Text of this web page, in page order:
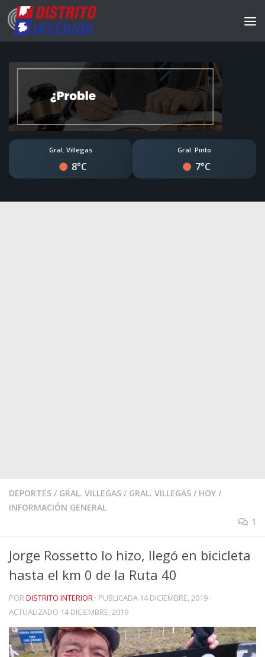
Gral. Villegas
8°C
Gral. Pinto
7°C
DEPORTES / GRAL. VILLEGAS / GRAL. VILLEGAS / HOY /
INFORMACIÓN GENERAL
1
Jorge Rossetto lo hizo, llegó en bicicleta
hasta el km 0 de la Ruta 40
PORDISTRITO INTERIOR · PUBLICADA 14 DICIEMBRE, 2019 ·
ACTUALIZADO 14 DICIEMBRE, 2019